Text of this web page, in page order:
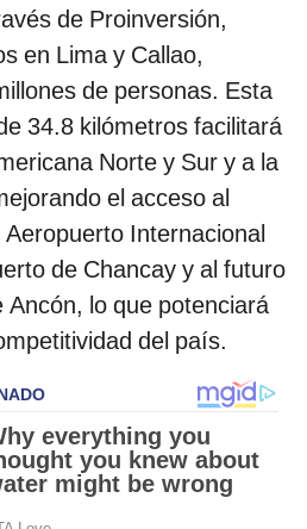
de Proinversión,
en Lima y Callao,
de personas. Esta
34.8 kilómetros facilitará
Norte y Sur y a la
el acceso al
Internacional
de Chancay y al futuro
Ancón, lo que potenciará
del país.